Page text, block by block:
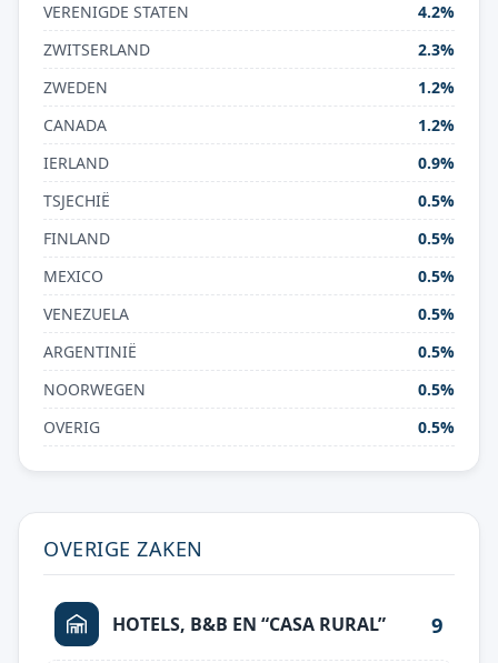
VERENIGDE STATEN
4.2%
ZWITSERLAND
2.3%
ZWEDEN
1.2%
CANADA
1.2%
IERLAND
0.9%
TSJECHIË
0.5%
FINLAND
0.5%
MEXICO
0.5%
VENEZUELA
0.5%
ARGENTINIË
0.5%
NOORWEGEN
0.5%
OVERIG
0.5%
OVERIGE ZAKEN
HOTELS, B&B EN “CASA RURAL” 9